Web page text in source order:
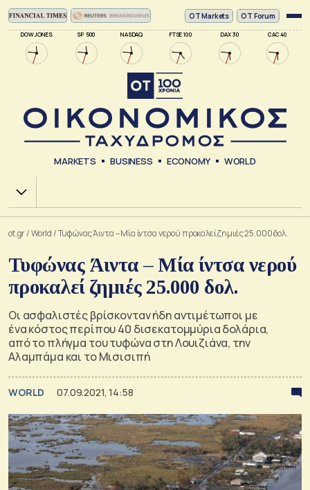
DOW JONES SP 500 NASDAQ FTSE 100 DAX 30 CAC 40
ΟΤ Markets OT Forum
MARKETS BUSINESS ECONOMY WORLD
Χ.Α.
ot.gr/World /Τυφώνας Άιντα – Μία ίντσα νερού προκαλεί ζημιές 25.000 δολ.
Τυφώνας Άιντα – Μία ίντσα νερού
προκαλεί ζημιές 25.000 δολ.
Οι ασφαλιστές βρίσκονταν ήδη αντιμέτωποι με
ένα κόστος περίπου 40 δισεκατομμύρια δολάρια,
από το πλήγμα του τυφώνα στη Λουιζιάνα, την
Αλαμπάμα και το Μισισιπή
WORLD 07.09.2021, 14:58